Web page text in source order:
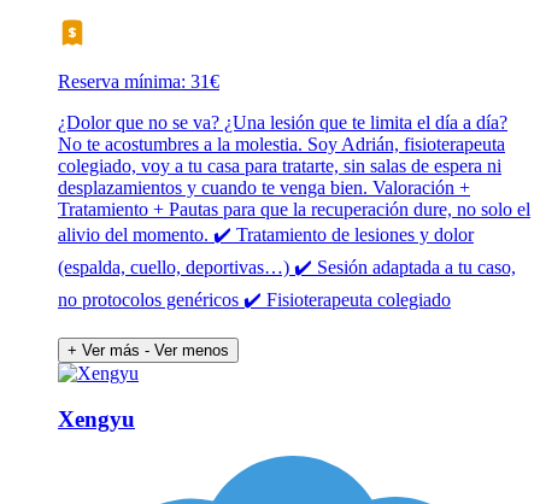
Reserva mínima: 31€
¿Dolor que no se va? ¿Una lesión que te limita el día a día?
No te acostumbres a la molestia. Soy Adrián, fisioterapeuta
colegiado, voy a tu casa para tratarte, sin salas de espera ni
desplazamientos y cuando te venga bien. Valoración +
Tratamiento + Pautas para que la recuperación dure, no solo el
alivio del momento. ✔️ Tratamiento de lesiones y dolor
(espalda, cuello, deportivas…) ✔️ Sesión adaptada a tu caso,
no protocolos genéricos ✔️ Fisioterapeuta colegiado
+ Ver más - Ver menos
Xengyu